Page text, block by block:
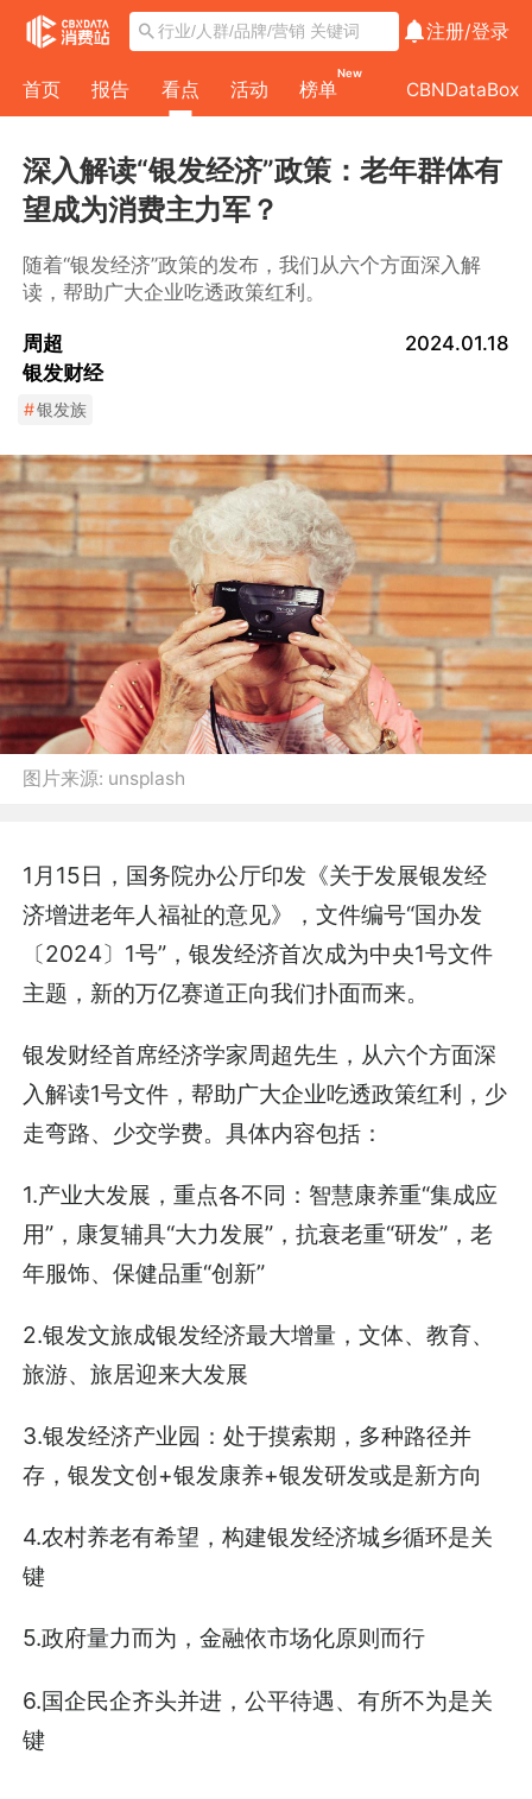
注册/登录
首页 报告 看点 活动 榜单
New
CBNDataBox
深入解读“银发经济”政策：老年群体有
望成为消费主力军？
随着“银发经济”政策的发布，我们从六个方面深入解
读，帮助广大企业吃透政策红利。
周超
银发财经
2024.01.18
#银发族
图片来源: unsplash
1月15日，国务院办公厅印发《关于发展银发经
济增进老年人福祉的意见》，文件编号“国办发
〔2024〕1号”，银发经济首次成为中央1号文件
主题，新的万亿赛道正向我们扑面而来。
银发财经首席经济学家周超先生，从六个方面深
入解读1号文件，帮助广大企业吃透政策红利，少
走弯路、少交学费。具体内容包括：
1.产业大发展，重点各不同：智慧康养重“集成应
用”，康复辅具“大力发展”，抗衰老重“研发”，老
年服饰、保健品重“创新”
2.银发文旅成银发经济最大增量，文体、教育、
旅游、旅居迎来大发展
3.银发经济产业园：处于摸索期，多种路径并
存，银发文创+银发康养+银发研发或是新方向
4.农村养老有希望，构建银发经济城乡循环是关
键
5.政府量力而为，金融依市场化原则而行
6.国企民企齐头并进，公平待遇、有所不为是关
键